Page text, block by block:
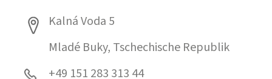
Kalná Voda 5
Mladé Buky, Tschechische Republik
+49 151 283 313 44